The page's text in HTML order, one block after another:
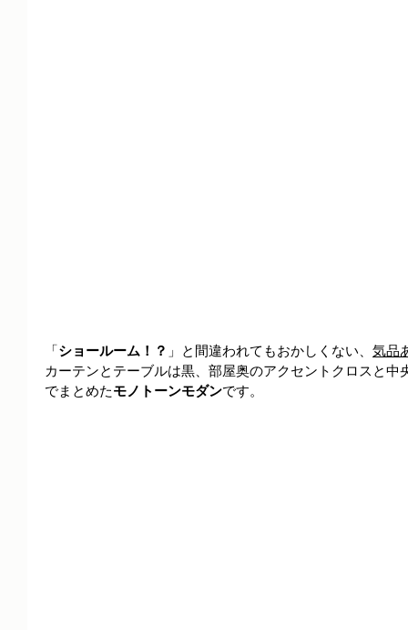
「ショールーム！？ 」と間違われてもおかしくない、 気品
カーテンとテーブルは黒、部屋奥のアクセントクロスと
でまとめたモノトーンモダンです。